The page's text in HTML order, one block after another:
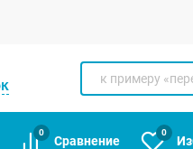
0
Сравнение
0